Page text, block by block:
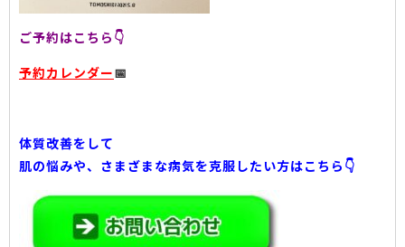
ご予約はこちら👇
予約カレンダー📅
体質改善をして
肌の悩みや、さまざまな病気を克服したい方はこちら👇